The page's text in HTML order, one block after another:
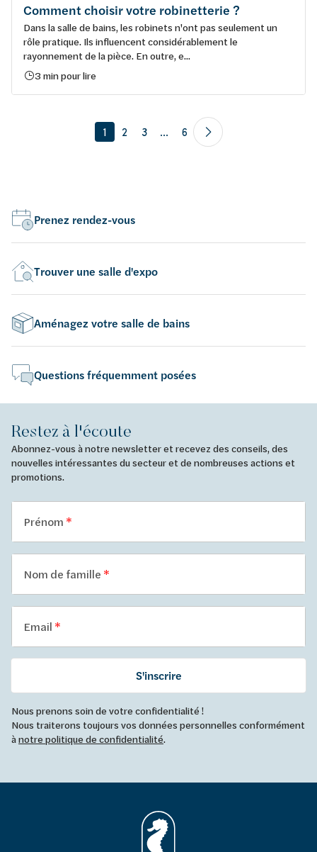
Comment choisir votre robinetterie ?
Dans la salle de bains, les robinets n'ont pas seulement un
rôle pratique. Ils influencent considérablement le
rayonnement de la pièce. En outre, e...
3 min pour lire
1 2 3 ... 6
Prenez rendez-vous
Trouver une salle d'expo
Aménagez votre salle de bains
Questions fréquemment posées
Restez à l'écoute
Abonnez-vous à notre newsletter et recevez des conseils, des
nouvelles intéressantes du secteur et de nombreuses actions et
promotions.
Prénom
Nom de famille
Email
S'inscrire
Nous prenons soin de votre confidentialité !
Nous traiterons toujours vos données personnelles conformément
ànotre politique de confidentialité.